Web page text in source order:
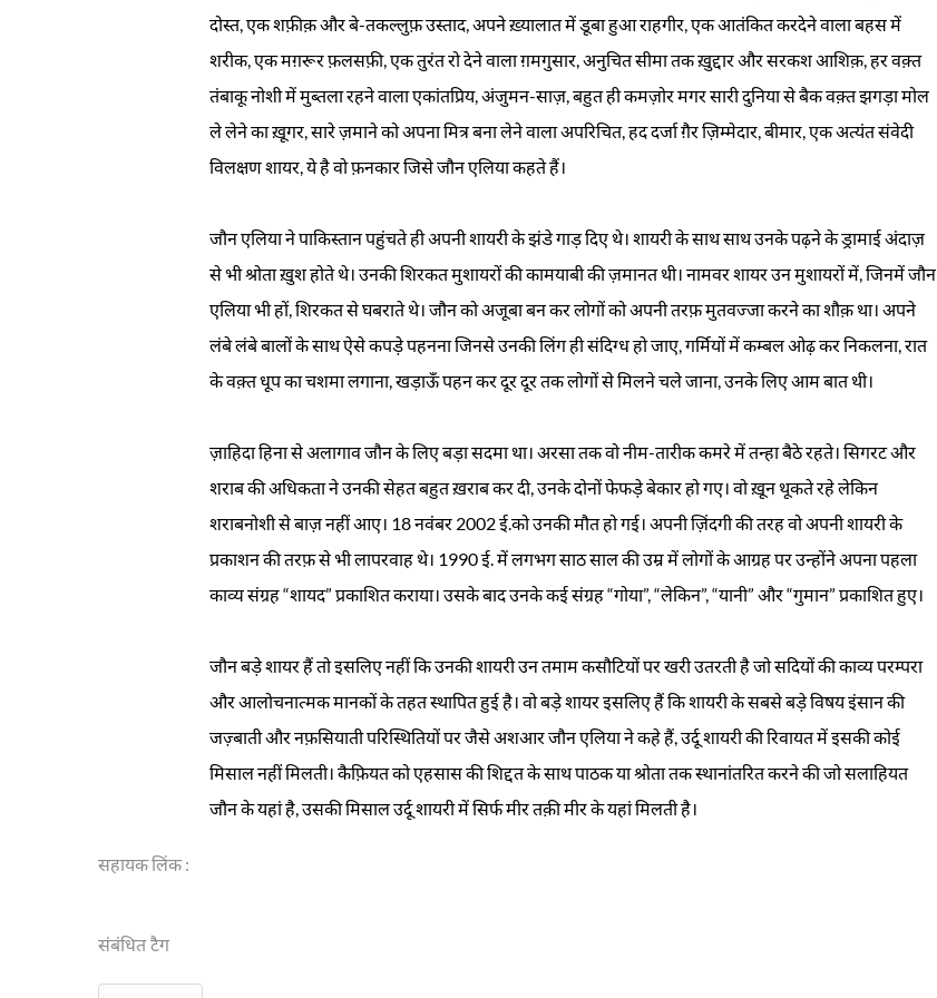
दोस्त, एक शफ़ीक़ और बे-तकल्लुफ़ उस्ताद, अपने ख़्यालात में डूबा हुआ राहगीर, एक आतंकित करदेने वाला बहस में
शरीक, एक मग़रूर फ़लसफ़ी, एक तुरंत रो देने वाला ग़मगुसार, अनुचित सीमा तक ख़ुद्दार और सरकश आशिक़, हर वक़्त
तंबाकू नोशी में मुब्तला रहने वाला एकांतप्रिय, अंजुमन-साज़, बहुत ही कमज़ोर मगर सारी दुनिया से बैक वक़्त झगड़ा मोल
ले लेने का ख़ूगर, सारे ज़माने को अपना मित्र बना लेने वाला अपरिचित, हद दर्जा ग़ैर ज़िम्मेदार, बीमार, एक अत्यंत संवेदी
विलक्षण शायर, ये है वो फ़नकार जिसे जौन एलिया कहते हैं।
जौन एलिया ने पाकिस्तान पहुंचते ही अपनी शायरी के झंडे गाड़ दिए थे। शायरी के साथ साथ उनके पढ़ने के ड्रामाई अंदाज़
से भी श्रोता ख़ुश होते थे। उनकी शिरकत मुशायरों की कामयाबी की ज़मानत थी। नामवर शायर उन मुशायरों में, जिनमें जौन
एलिया भी हों, शिरकत से घबराते थे। जौन को अजूबा बन कर लोगों को अपनी तरफ़ मुतवज्जा करने का शौक़ था। अपने
लंबे लंबे बालों के साथ ऐसे कपड़े पहनना जिनसे उनकी लिंग ही संदिग्ध हो जाए, गर्मियों में कम्बल ओढ़ कर निकलना, रात
के वक़्त धूप का चशमा लगाना, खड़ाऊँ पहन कर दूर दूर तक लोगों से मिलने चले जाना, उनके लिए आम बात थी।
ज़ाहिदा हिना से अलागाव जौन के लिए बड़ा सदमा था। अरसा तक वो नीम-तारीक कमरे में तन्हा बैठे रहते। सिगरट और
शराब की अधिकता ने उनकी सेहत बहुत ख़राब कर दी, उनके दोनों फेफड़े बेकार हो गए। वो ख़ून थूकते रहे लेकिन
शराबनोशी से बाज़ नहीं आए। 18 नवंबर 2002 ई.को उनकी मौत हो गई। अपनी ज़िंदगी की तरह वो अपनी शायरी के
प्रकाशन की तरफ़ से भी लापरवाह थे। 1990 ई. में लगभग साठ साल की उम्र में लोगों के आग्रह पर उन्होंने अपना पहला
काव्य संग्रह “शायद” प्रकाशित कराया। उसके बाद उनके कई संग्रह “गोया”, “लेकिन”, “यानी” और “गुमान” प्रकाशित हुए।
जौन बड़े शायर हैं तो इसलिए नहीं कि उनकी शायरी उन तमाम कसौटियों पर खरी उतरती है जो सदियों की काव्य परम्परा
और आलोचनात्मक मानकों के तहत स्थापित हुई है। वो बड़े शायर इसलिए हैं कि शायरी के सबसे बड़े विषय इंसान की
जज़्बाती और नफ़सियाती परिस्थितियों पर जैसे अशआर जौन एलिया ने कहे हैं, उर्दू शायरी की रिवायत में इसकी कोई
मिसाल नहीं मिलती। कैफ़ियत को एहसास की शिद्दत के साथ पाठक या श्रोता तक स्थानांतरित करने की जो सलाहियत
जौन के यहां है, उसकी मिसाल उर्दू शायरी में सिर्फ मीर तक़ी मीर के यहां मिलती है।
सहायक लिंक :
संबंधित टैग